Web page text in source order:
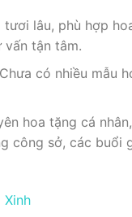
tươi lâu, phù hợp
vấn tận tâm.
Chưa có nhiều mẫu
hoa tặng cá
công sở, các buổi
Xinh